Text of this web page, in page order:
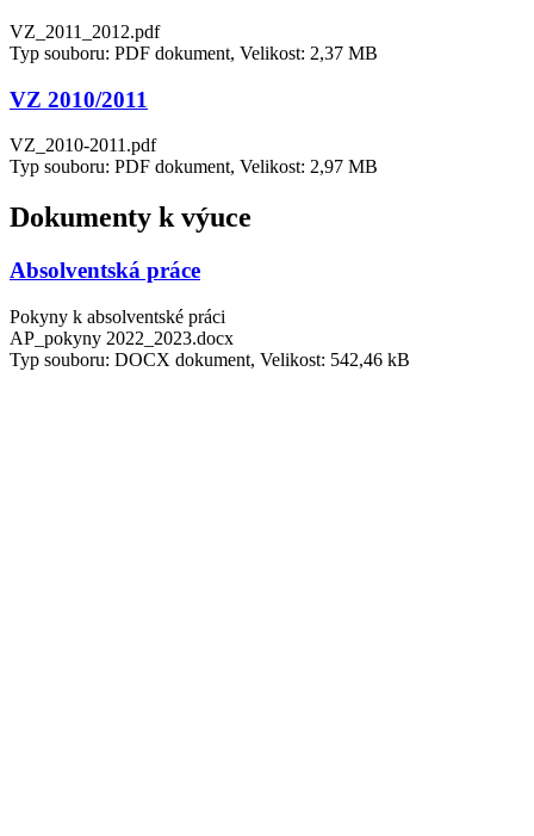
VZ_2011_2012.pdf
Typ souboru: PDF dokument, Velikost: 2,37 MB
VZ 2010/2011
VZ_2010-2011.pdf
Typ souboru: PDF dokument, Velikost: 2,97 MB
Dokumenty k výuce
Absolventská práce
Pokyny k absolventské práci
AP_pokyny 2022_2023.docx
Typ souboru: DOCX dokument, Velikost: 542,46 kB